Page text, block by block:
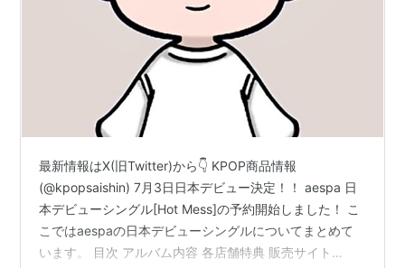
最新情報はX(旧Twitter)から👇 KPOP商品情報
(@kpopsaishin) 7月3日日本デビュー決定！！ aespa 日
本デビューシングル[Hot Mess]の予約開始しました！ こ
こではaespaの日本デビューシングルについてまとめて
います。 目次 アルバム内容 各店舗特典 販売サイト